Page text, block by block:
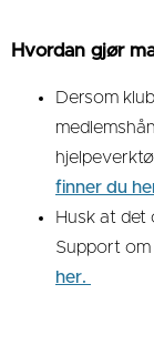
Hvordan gjør
Dersom
finner du
Husk at det
Support om
her.